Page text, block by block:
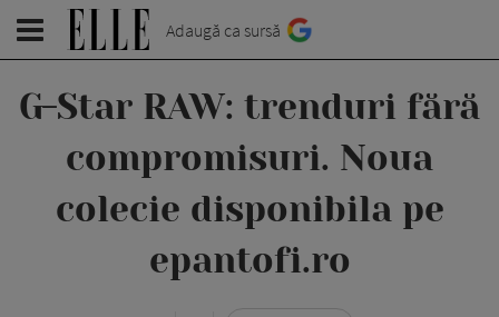
Adaugă ca sursă
G-Star RAW: trenduri fără
compromisuri. Noua
colecie disponibila pe
epantofi.ro